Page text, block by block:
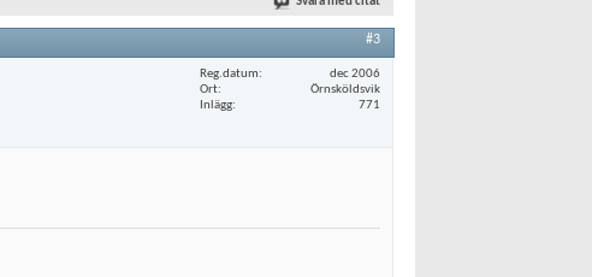
#3
Reg.datum
dec 2006
Ort
Örnsköldsvik
Inlägg
771